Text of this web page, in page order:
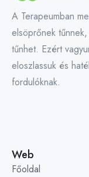
A Terapeumban
elsöprőnek
tűnhet. Ezért
eloszlassuk és
fordulóknak.
Web
Főoldal